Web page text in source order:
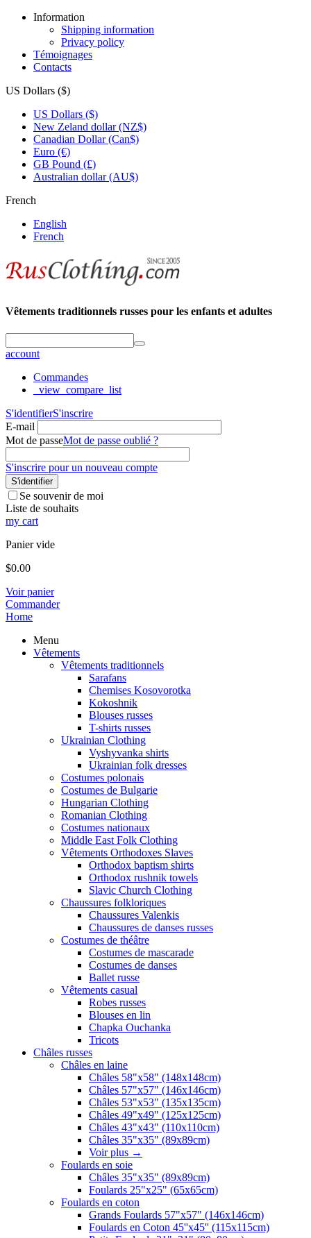
Information
Shipping information
Privacy policy
Témoignages
Contacts
US Dollars ($)
US Dollars ($)
New Zeland dollar (NZ$)
Canadian Dollar (Can$)
Euro (€)
GB Pound (£)
Australian dollar (AU$)
French
English
French
Vêtements traditionnels russes pour les enfants et adultes
account
Commandes
_view_compare_list
S'identifierS'inscrire
E-mail
Mot de passeMot de passe oublié ?
S'inscrire pour un nouveau compte
S'identifier
Se souvenir de moi
Liste de souhaits
my cart
Panier vide
$0.00
Voir panier
Commander
Home
Menu
Vêtements
Vêtements traditionnels
Sarafans
Chemises Kosovorotka
Kokoshnik
Blouses russes
T-shirts russes
Ukrainian Clothing
Vyshyvanka shirts
Ukrainian folk dresses
Costumes polonais
Costumes de Bulgarie
Hungarian Clothing
Romanian Clothing
Costumes nationaux
Middle East Folk Clothing
Vêtements Orthodoxes Slaves
Orthodox baptism shirts
Orthodox rushnik towels
Slavic Church Clothing
Chaussures folkloriques
Chaussures Valenkis
Chaussures de danses russes
Costumes de théâtre
Costumes de mascarade
Costumes de danses
Ballet russe
Vêtements casual
Robes russes
Blouses en lin
Chapka Ouchanka
Tricots
Châles russes
Châles en laine
Châles 58"x58" (148x148cm)
Châles 57"x57" (146x146cm)
Châles 53"x53" (135x135cm)
Châles 49"x49" (125x125cm)
Châles 43"x43" (110x110cm)
Châles 35"x35" (89x89cm)
Voir plus →
Foulards en soie
Châles 35"x35" (89x89cm)
Foulards 25"x25" (65x65cm)
Foulards en coton
Grands Foulards 57"x57" (146x146cm)
Foulards en Coton 45''x45'' (115x115cm)